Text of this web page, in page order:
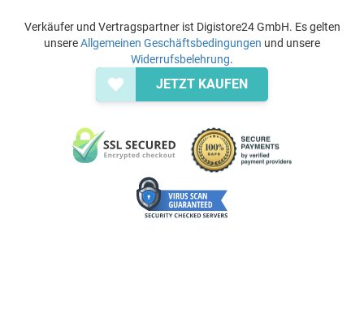
Verkäufer und Vertragspartner ist Digistore24 GmbH. Es gelten
unsereAllgemeinen Geschäftsbedingungen und unsere
Widerrufsbelehrung.
JETZT KAUFEN